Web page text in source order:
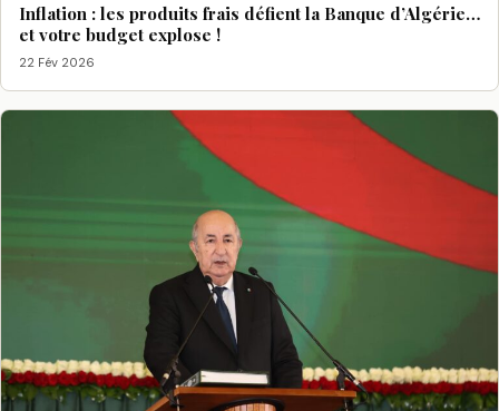
Inflation : les produits frais défient la Banque d’Algérie…
et votre budget explose !
22 Fév 2026